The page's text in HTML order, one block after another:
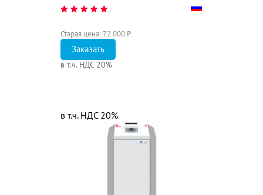
Старая цена: 72 000₽
в т.ч. НДС 20%
Заказать
в т.ч. НДС 20%